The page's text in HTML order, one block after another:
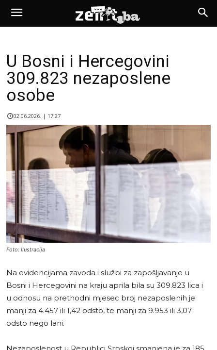
U Bosni i Hercegovini
309.823 nezaposlene
osobe
02.06.2026. | 17:27
Foto: Ilustracija
Na evidencijama zavoda i službi za zapošljavanje u
Bosni i Hercegovini na kraju aprila bila su 309.823 lica i
u odnosu na prethodni mjesec broj nezaposlenih je
manji za 4.457 ili 1,42 odsto, te manji za 9.953 ili 3,07
odsto nego lani.
Nezaposlenost u Republici Srpskoj smanjena je za 185